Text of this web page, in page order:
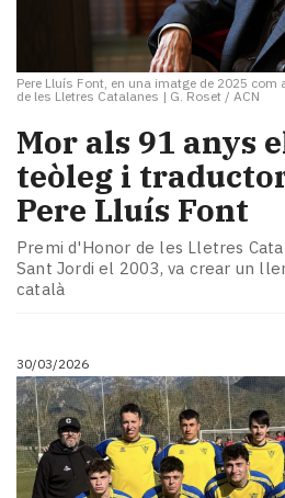
Pere Lluís Font, en una imatge de 2025
de les Lletres Catalanes | G. Roset / ACN
Mor als 91 anys
teòleg i
Pere Lluís Font
Premi d'Honor de les Lletres
Sant Jordi el 2003, va crear un
català
30/03/2026